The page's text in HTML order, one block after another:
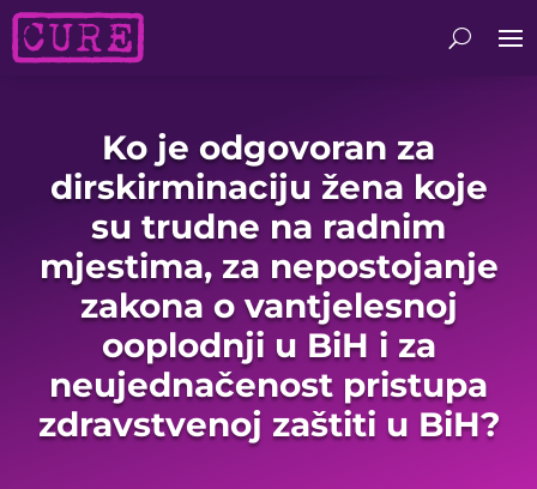
Ko je odgovoran za
dirskirminaciju žena koje
su trudne na radnim
mjestima, za nepostojanje
zakona o vantjelesnoj
ooplodnji u BiH i za
neujednačenost pristupa
zdravstvenoj zaštiti u BiH?